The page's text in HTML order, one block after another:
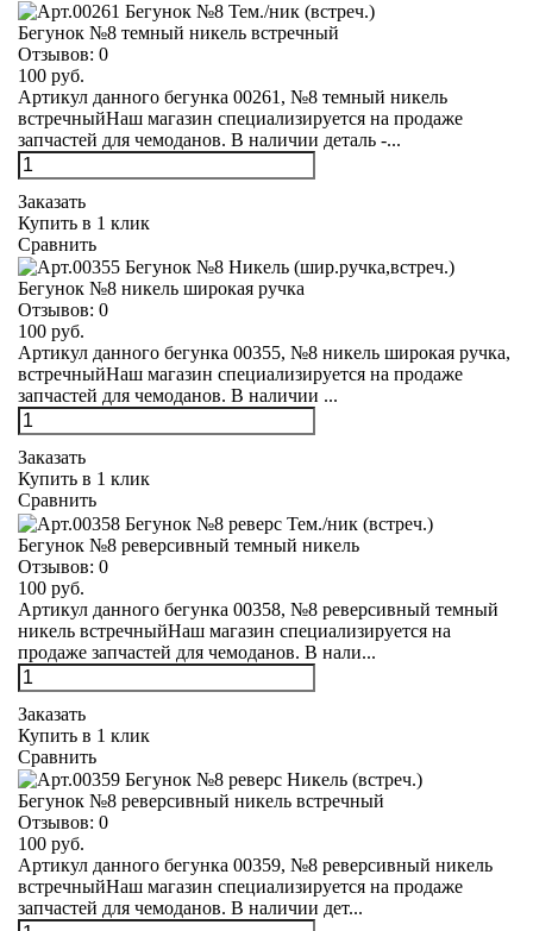
Бегунок №8 темный никель встречный
Отзывов: 0
100 руб.
Артикул данного бегунка 00261, №8 темный никель
встречныйНаш магазин специализируется на продаже
запчастей для чемоданов. В наличии деталь -...
Заказать
Купить в 1 клик
Сравнить
Бегунок №8 никель широкая ручка
Отзывов: 0
100 руб.
Артикул данного бегунка 00355, №8 никель широкая ручка,
встречныйНаш магазин специализируется на продаже
запчастей для чемоданов. В наличии ...
Заказать
Купить в 1 клик
Сравнить
Бегунок №8 реверсивный темный никель
Отзывов: 0
100 руб.
Артикул данного бегунка 00358, №8 реверсивный темный
никель встречныйНаш магазин специализируется на
продаже запчастей для чемоданов. В нали...
Заказать
Купить в 1 клик
Сравнить
Бегунок №8 реверсивный никель встречный
Отзывов: 0
100 руб.
Артикул данного бегунка 00359, №8 реверсивный никель
встречныйНаш магазин специализируется на продаже
запчастей для чемоданов. В наличии дет...